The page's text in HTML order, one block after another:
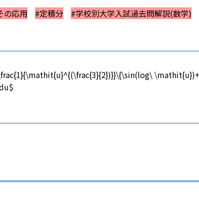
の応用 #定積分 #学校別大学入試過去問解説(数学)